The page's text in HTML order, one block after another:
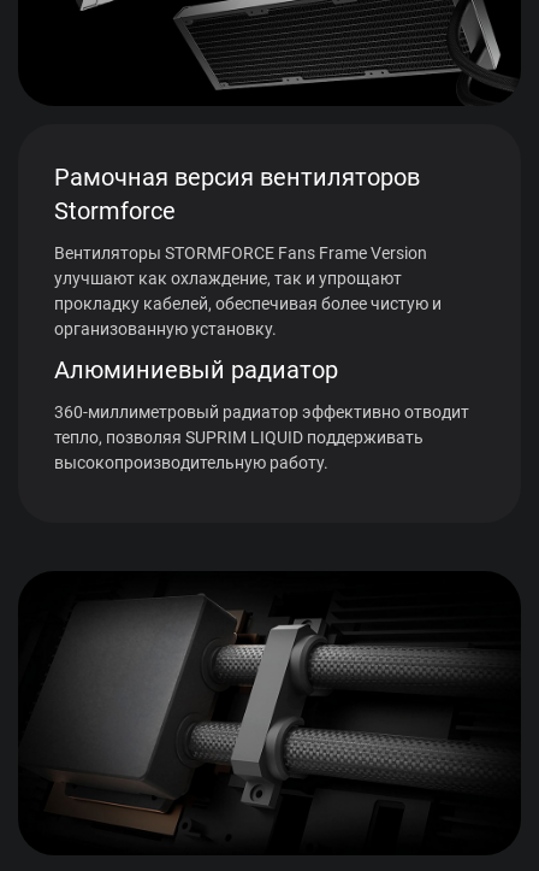
Рамочная версия вентиляторов
Stormforce
Вентиляторы STORMFORCE Fans Frame Version
улучшают как охлаждение, так и упрощают
прокладку кабелей, обеспечивая более чистую и
организованную установку.
Алюминиевый радиатор
360-миллиметровый радиатор эффективно отводит
тепло, позволяя SUPRIM LIQUID поддерживать
высокопроизводительную работу.